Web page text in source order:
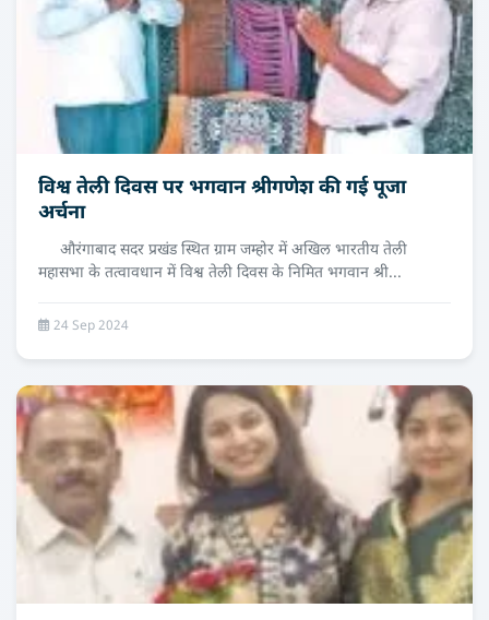
विश्व तेली दिवस पर भगवान श्रीगणेश की गई पूजा
अर्चना
औरंगाबाद सदर प्रखंड स्थित ग्राम जम्होर में अखिल भारतीय तेली
महासभा के तत्वावधान में विश्व तेली दिवस के निमित भगवान श्री...
24 Sep 2024